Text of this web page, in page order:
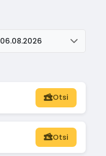
06.08.2026
Otsi
Otsi